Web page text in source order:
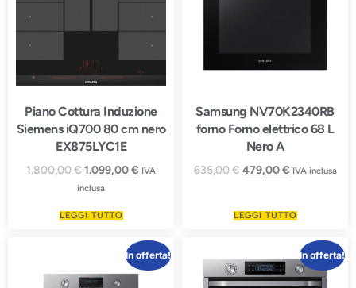
Piano Cottura Induzione
Siemens iQ700 80 cm nero
EX875LYC1E
1.800,00€1.099,00€ IVA
inclusa
LEGGI TUTTO
Samsung NV70K2340RB
forno Forno elettrico 68 L
Nero A
635,00€ 479,00€ IVA inclusa
LEGGI TUTTO
In offerta! In offerta!